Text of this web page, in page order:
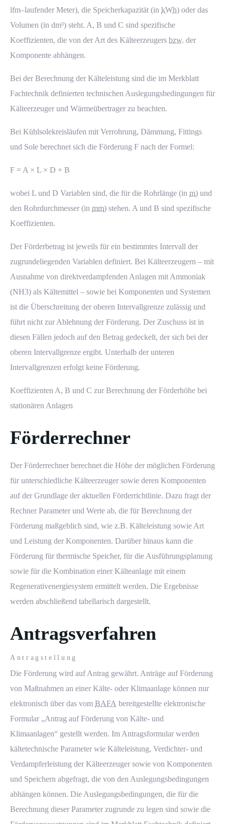
lfm–laufender Meter), die Speicherkapazität (in kWh) oder das
Volumen (in dm³) steht. A, B und C sind spezifische
Koeffizienten, die von der Art des Kälteerzeugers bzw. der
Komponente abhängen.
Bei der Berechnung der Kälteleistung sind die im Merkblatt
Fachtechnik definierten technischen Auslegungsbedingungen für
Kälteerzeuger und Wärmeübertrager zu beachten.
Bei Kühlsolekreisläufen mit Verrohrung, Dämmung, Fittings
und Sole berechnet sich die Förderung F nach der Formel:
F = A × L × D + B
wobei L und D Variablen sind, die für die Rohrlänge (in m) und
den Rohrdurchmesser (in mm) stehen. A und B sind spezifische
Koeffizienten.
Der Förderbetrag ist jeweils für ein bestimmtes Intervall der
zugrundeliegenden Variablen definiert. Bei Kälteerzeugern – mit
Ausnahme von direktverdampfenden Anlagen mit Ammoniak
(NH3) als Kältemittel – sowie bei Komponenten und Systemen
ist die Überschreitung der oberen Intervallgrenze zulässig und
führt nicht zur Ablehnung der Förderung. Der Zuschuss ist in
diesen Fällen jedoch auf den Betrag gedeckelt, der sich bei der
oberen Intervallgrenze ergibt. Unterhalb der unteren
Intervallgrenzen erfolgt keine Förderung.
Koeffizienten A, B und C zur Berechnung der Förderhöhe bei
stationären Anlagen
Förderrechner
Der Förderrechner berechnet die Höhe der möglichen Förderung
für unterschiedliche Kälteerzeuger sowie deren Komponenten
auf der Grundlage der aktuellen Förderrichtlinie. Dazu fragt der
Rechner Parameter und Werte ab, die für Berechnung der
Förderung maßgeblich sind, wie z.B. Kälteleistung sowie Art
und Leistung der Komponenten. Darüber hinaus kann die
Förderung für thermische Speicher, für die Ausführungsplanung
sowie für die Kombination einer Kälteanlage mit einem
Regenerativenergiesystem ermittelt werden. Die Ergebnisse
werden abschließend tabellarisch dargestellt.
Antragsverfahren
Antragstellung
Die Förderung wird auf Antrag gewährt. Anträge auf Förderung
von Maßnahmen an einer Kälte- oder Klimaanlage können nur
elektronisch über das vom BAFA bereitgestellte elektronische
Formular „Antrag auf Förderung von Kälte- und
Klimaanlagen“ gestellt werden. Im Antragsformular werden
kältetechnische Parameter wie Kälteleistung, Verdichter- und
Verdampferleistung der Kälteerzeuger sowie von Komponenten
und Speichern abgefragt, die von den Auslegungsbedingungen
abhängen können. Die Auslegungsbedingungen, die für die
Berechnung dieser Parameter zugrunde zu legen sind sowie die